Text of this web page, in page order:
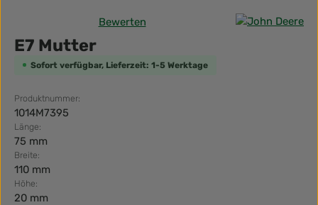
Durchschnittliche Bewertung von 0 von 5 Sternen
Bewerten
E7 Mutter
Sofort verfügbar, Lieferzeit: 1-5 Werktage
Produktnummer:
1014M7395
Länge:
75 mm
Breite:
110 mm
Höhe:
20 mm